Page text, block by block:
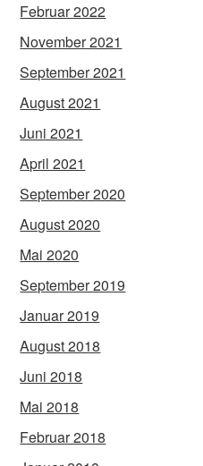
Februar 2022
November 2021
September 2021
August 2021
Juni 2021
April 2021
September 2020
August 2020
Mai 2020
September 2019
Januar 2019
August 2018
Juni 2018
Mai 2018
Februar 2018